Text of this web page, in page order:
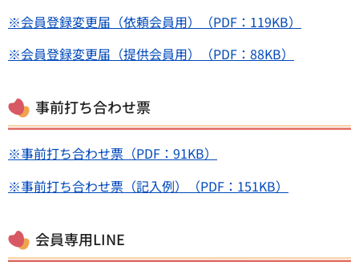
※会員登録変更届（依頼会員用）（PDF：119KB）
※会員登録変更届（提供会員用）（PDF：88KB）
事前打ち合わせ票
※事前打ち合わせ票（PDF：91KB）
※事前打ち合わせ票（記入例）（PDF：151KB）
会員専用LINE